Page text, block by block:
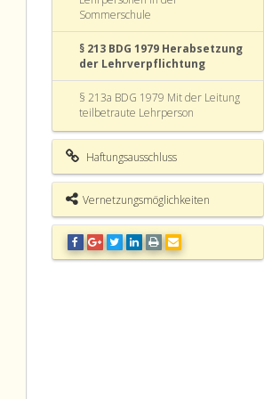
Sommerschule
§ 213 BDG 1979 Herabsetzung
der Lehrverpflichtung
§ 213a BDG 1979 Mit der Leitung
teilbetraute Lehrperson
§ 213c BDG 1979 (weggefallen)
§ 213d BDG 1979
Mitarbeitergespräch und
Teamarbeitsbesprechung
Haftungsausschluss
Vernetzungsmöglichkeiten